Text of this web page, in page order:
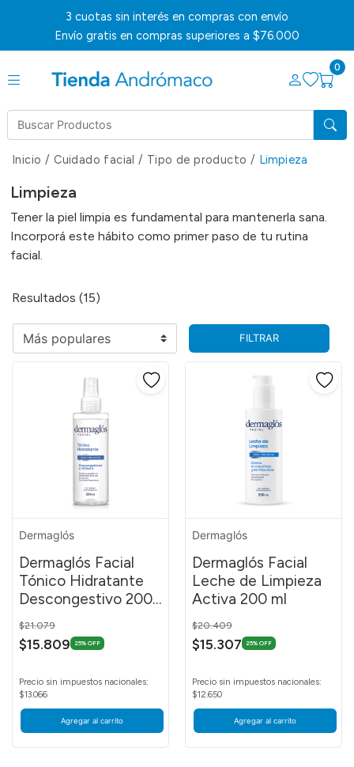
3 cuotas sin interés en compras con envío
Envío gratis en compras superiores a $76.000
0
Inicio /Cuidado facial / Tipo de producto / Limpieza
Limpieza
Tener la piel limpia es fundamental para mantenerla sana.
Incorporá este hábito como primer paso de tu rutina
facial.
Resultados (15)
FILTRAR
Dermaglós
Dermaglós Facial
Tónico Hidratante
Descongestivo 200
ml
Price reduced from
$21.079
$15.809 25% OFF
Precio sin impuestos nacionales:
$13.066
Agregar al carrito
Dermaglós
Dermaglós Facial
Leche de Limpieza
Activa 200 ml
Price reduced from
$20.409
$15.307 25% OFF
Precio sin impuestos nacionales:
$12.650
Agregar al carrito